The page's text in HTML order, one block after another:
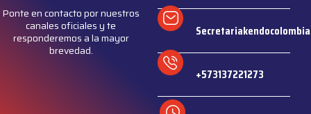
Ponte en contacto por nuestros
canales oficiales y te
responderemos a la mayor
brevedad.
+573137221273